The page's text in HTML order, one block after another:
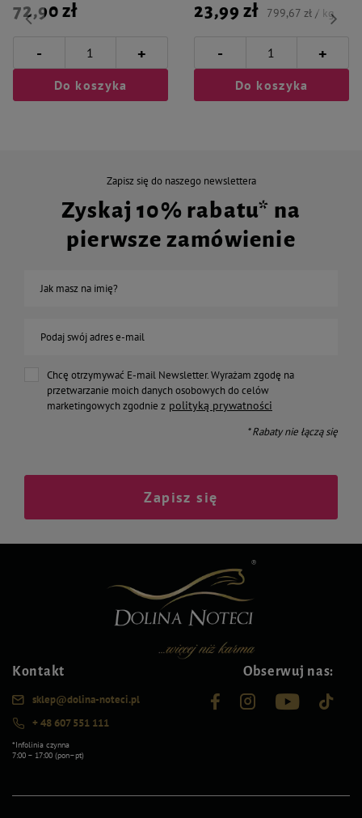
72,90 zł
- +
Do koszyka
23,99 zł 799,67 zł / kg
- +
Do koszyka
Zapisz się do naszego newslettera
Zyskaj 10% rabatu* na
pierwsze zamówienie
Jak masz na imię?
Podaj swój adres e-mail
Chcę otrzymywać E-mail Newsletter. Wyrażam zgodę na
przetwarzanie moich danych osobowych do celów
marketingowych zgodnie z polityką prywatności
* Rabaty nie łączą się
Zapisz się
Kontakt
sklep@dolina-noteci.pl
+ 48 607 551 111
*Infolinia czynna
7:00 – 17:00 (pon–pt)
Obserwuj nas: